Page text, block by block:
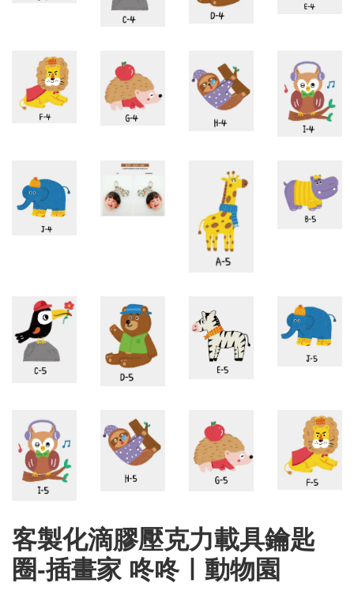
客製化滴膠壓克力載具鑰匙
圈-插畫家 咚咚ㅣ動物園